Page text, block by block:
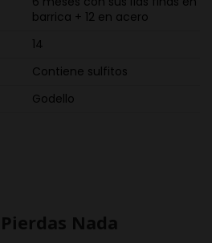
barrica + 12 en acero
14
Contiene sulfitos
Godello
Nada